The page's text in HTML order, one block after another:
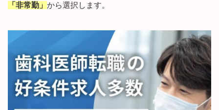
「非常勤」 から選択します。